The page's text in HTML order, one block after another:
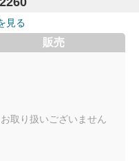
見る
販売
お取り扱いございません